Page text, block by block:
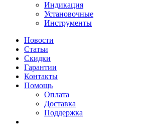
Индикация
Установочные
Инструменты
Новости
Статьи
Скидки
Гарантии
Контакты
Помощь
Оплата
Доставка
Поддержка